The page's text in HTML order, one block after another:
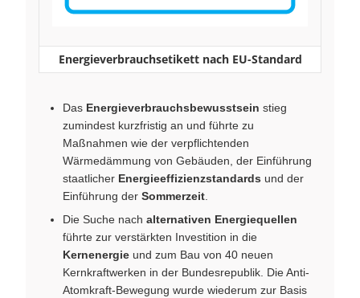
Energieverbrauchsetikett nach EU-Standard
Das Energieverbrauchsbewusstsein stieg
zumindest kurzfristig an und führte zu
Maßnahmen wie der verpflichtenden
Wärmedämmung von Gebäuden, der Einführung
staatlicher Energieeffizienzstandards und der
Einführung der Sommerzeit
Die Suche nach alternativen Energiequellen
führte zur verstärkten Investition in die
Kernenergie und zum Bau von 40 neuen
Kernkraftwerken in der Bundesrepublik. Die Anti-
Atomkraft-Bewegung wurde wiederum zur Basis